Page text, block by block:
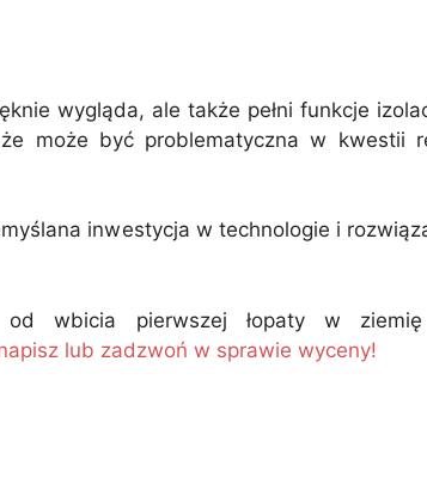
wygląda, ale także pełni funkcje
może być problematyczna w kwestii
inwestycja w technologie i
od wbicia pierwszej łopaty w
lub zadzwoń w sprawie wyceny!